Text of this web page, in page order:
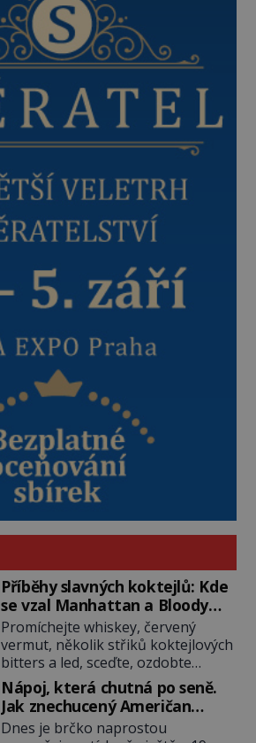
Příběhy slavných koktejlů: Kde
se vzal Manhattan a Bloody
Mary?
Promíchejte whiskey, červený
vermut, několik střiků koktejlových
bitters a led, sceďte, ozdobte
koktejlovou třešinkou a tadá…
Manhattan je tu! A pokud to má být
skutečně on, dejte si pozor, ať
místo klasické americké rye
Nápoj, která chutná po seně.
Jak znechucený Američan
vymyslel brčko
Dnes je brčko naprostou